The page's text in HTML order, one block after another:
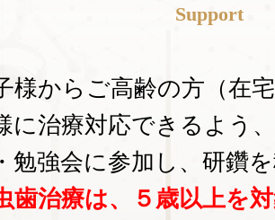
Support
様からご高齢の方（在
に治療対応できるよう
勉強会に参加し、研鑽
歯治療は、５歳以上を